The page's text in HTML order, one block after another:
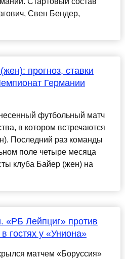
Свен Бендер,
прогноз, ставки
Германии
футбольный матч
в котором встречаются
Последний раз команды
поле четыре месяца
клуба Байер (жен) на
«РБ Лейпциг» против
гостях у «Униона»
матчем «Боруссия»